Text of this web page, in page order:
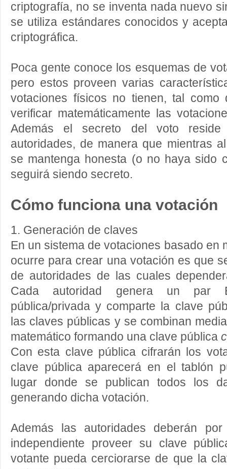
criptografía, no se inventa nada nuevo
se utiliza estándares conocidos y
criptográfica.
Poca gente conoce los esquemas de
pero estos proveen varias
votaciones físicos no tienen, tal como
verificar matemáticamente las
Además el secreto del voto
autoridades, de manera que mientras
se mantenga honesta (o no haya sido
seguirá siendo secreto.
Cómo funciona una votación
1. Generación de claves
En un sistema de votaciones basado en
ocurre para crear una votación es que
de autoridades de las cuales
Cada autoridad genera un par
pública/privada y comparte la clave
las claves públicas y se combinan
matemático formando una clave pública
Con esta clave pública cifrarán los
clave pública aparecerá en el tablón
lugar donde se publican todos los
generando dicha votación.
Además las autoridades deberán
independiente proveer su clave
votante pueda cerciorarse de que la